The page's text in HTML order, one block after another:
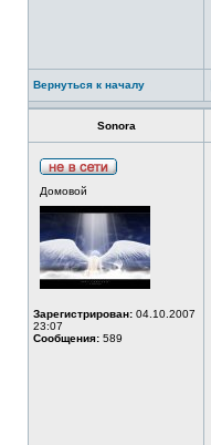
Вернуться к началу
Sonora
Домовой
Зарегистрирован: 04.10.2007
23:07
Сообщения: 589